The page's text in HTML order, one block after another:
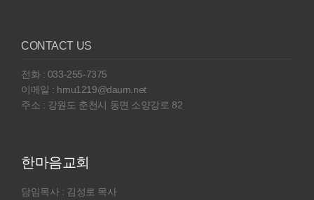
CONTACT US
전화 : 033-255-7375
이메일 : hmu1219@daum.net
주소 : 강원도 춘천시 동면 소양강로 82
한마음교회
담임목사 : 김성로 목사